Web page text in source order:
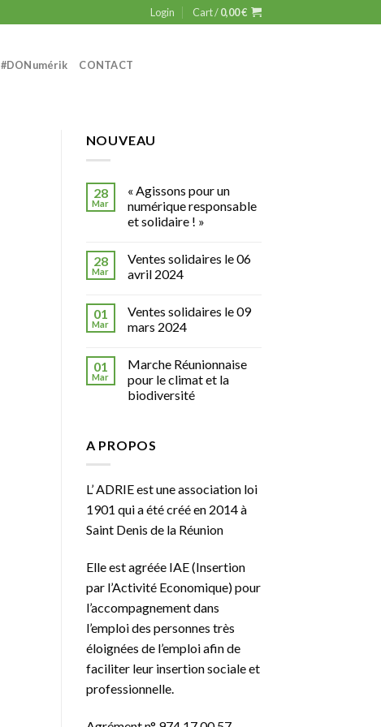
Login Cart /0,00€
#DONumérik CONTACT
NOUVEAU
28
Mar
« Agissons pour un
numérique responsable
et solidaire ! »
28
Mar
Ventes solidaires le 06
avril 2024
01
Mar
Ventes solidaires le 09
mars 2024
01
Mar
Marche Réunionnaise
pour le climat et la
biodiversité
A PROPOS
L’ ADRIE est une association loi
1901 qui a été créé en 2014 à
Saint Denis de la Réunion
Elle est agréée IAE(Insertion
par l’Activité Economique) pour
l’accompagnement dans
l’emploi des personnes très
éloignées de l’emploi afin de
faciliter leur insertion sociale et
professionnelle.